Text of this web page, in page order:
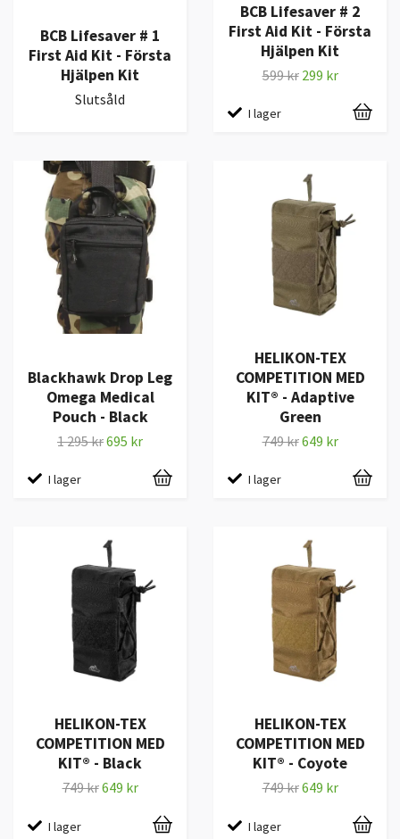
BCB Lifesaver # 1
First Aid Kit - Första
Hjälpen Kit
Slutsåld
BCB Lifesaver # 2
First Aid Kit - Första
Hjälpen Kit
599 kr 299 kr
I lager
Blackhawk Drop Leg
Omega Medical
Pouch - Black
1 295 kr695 kr
I lager
HELIKON-TEX
COMPETITION MED
KIT® - Adaptive
Green
749 kr649 kr
I lager
HELIKON-TEX
COMPETITION MED
KIT® - Black
749 kr649 kr
I lager
HELIKON-TEX
COMPETITION MED
KIT® - Coyote
749 kr649 kr
I lager